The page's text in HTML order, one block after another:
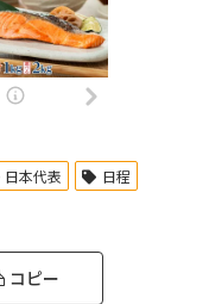
日本代表 日程
コピー